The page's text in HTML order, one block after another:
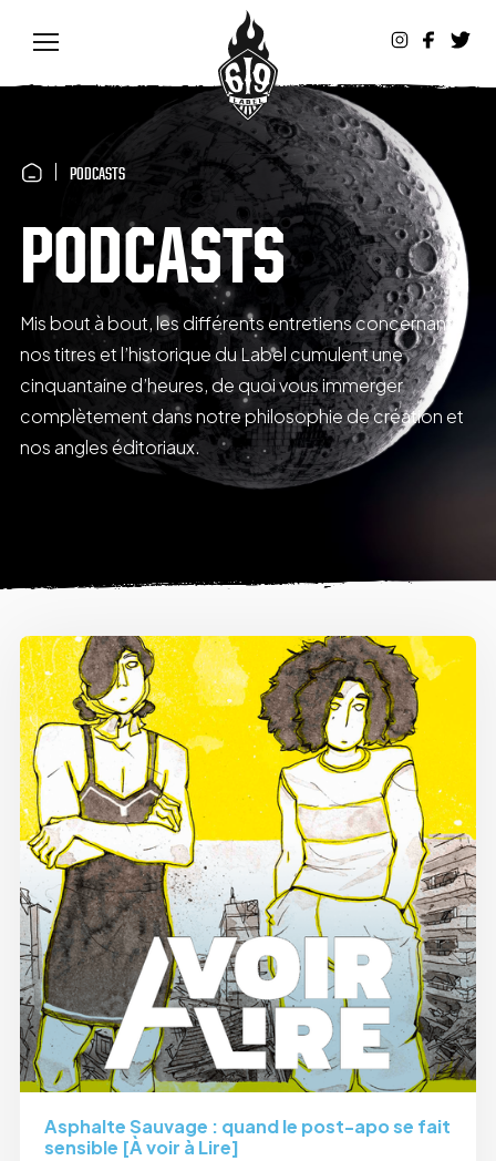
PODCASTS
PODCASTS
Mis bout à bout, les différents entretiens concernant
nos titres et l’historique du Label cumulent une
cinquantaine d’heures, de quoi vous immerger
complètement dans notre philosophie de création et
nos angles éditoriaux.
Asphalte Sauvage : quand le post-apo se fait
sensible [À voir à Lire]